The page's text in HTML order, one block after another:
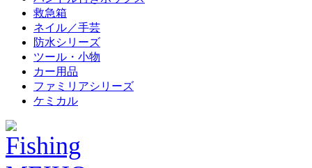
救急箱
ネイル／手芸
防水シリーズ
ツール・小物
カー用品
ファミリアシリーズ
ケミカル